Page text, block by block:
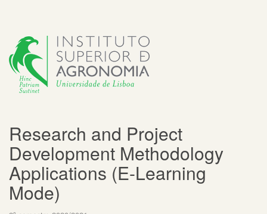
Research and Project
Development Methodology
Applications (E-Learning
Mode)